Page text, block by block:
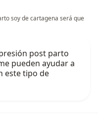
soy de cartagena será que
post parto
pueden ayudar a
este tipo de